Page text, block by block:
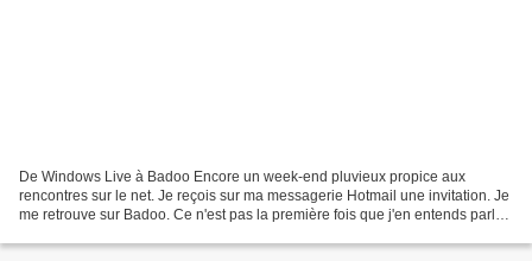
De Windows Live à Badoo Encore un week-end pluvieux propice aux
rencontres sur le net. Je reçois sur ma messagerie Hotmail une invitation. Je
me retrouve sur Badoo. Ce n'est pas la première fois que j'en entends parler